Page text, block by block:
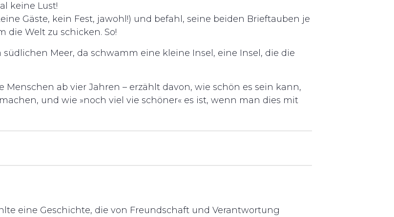
keine Lust!
Gäste, kein Fest, jawohl!) und befahl, seine beiden Brieftauben je
die Welt zu schicken. So!
Meer, da schwamm eine kleine Insel, eine Insel, die die
Menschen ab vier Jahren – erzählt davon, wie schön es sein kann,
und wie »noch viel vie schöner« es ist, wenn man dies mit
eine Geschichte, die von Freundschaft und Verantwortung